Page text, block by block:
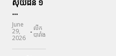
ស៊ុយដ៍ន​ ១
...
June
29,
2026
- លីក
បារាំង